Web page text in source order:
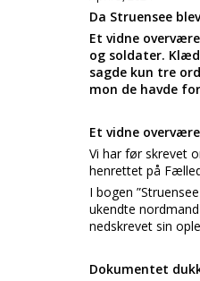
Da Struensee
Et vidne
og soldater.
sagde kun tre
mon de havde
Et vidne
Vi har før skrevet
henrettet på
I bogen
ukendte
nedskrevet sin
Dokumentet